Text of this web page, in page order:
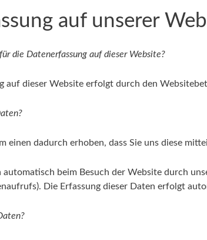
auf unserer
die Datenerfassung auf dieser Website?
auf dieser Website erfolgt durch den
einen dadurch erhoben, dass Sie uns diese
beim Besuch der Website durch
Die Erfassung dieser Daten erfolgt